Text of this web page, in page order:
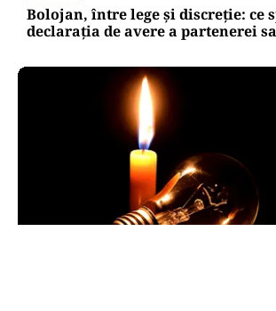
Bolojan, între lege și discreție: ce
declarația de avere a partenerei